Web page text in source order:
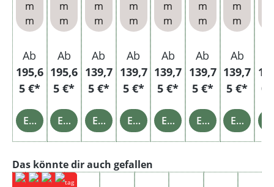
m
m
Ab
195,6
5 €*
Einzelheiten
n
m
m
Ab
195,6
5 €*
Einzelheiten
m
m
Ab
139,7
5 €*
Einzelheiten
m
m
Ab
139,7
5 €*
Einzelheiten
m
m
Ab
139,7
5 €*
Einzelheiten
her
m
m
Ab
139,7
5 €*
Einzelheiten
m
m
Ab
139,7
5 €*
Einzelheiten
0
Produktgalerie überspringen
Das könnte dir auch gefallen